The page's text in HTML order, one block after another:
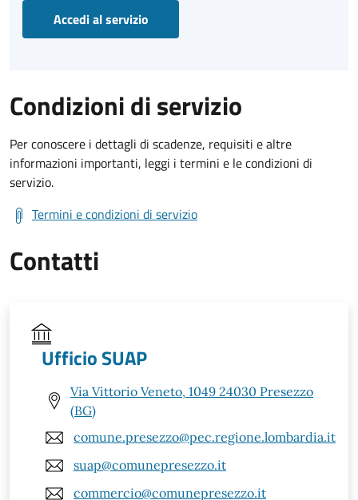
Accedi al servizio
Condizioni di servizio
Per conoscere i dettagli di scadenze, requisiti e altre
informazioni importanti, leggi i termini e le condizioni di
servizio.
Termini e condizioni di servizio
Contatti
Ufficio SUAP
Via Vittorio Veneto, 1049 24030 Presezzo
(BG)
comune.presezzo@pec.regione.lombardia.it
suap@comunepresezzo.it
commercio@comunepresezzo.it